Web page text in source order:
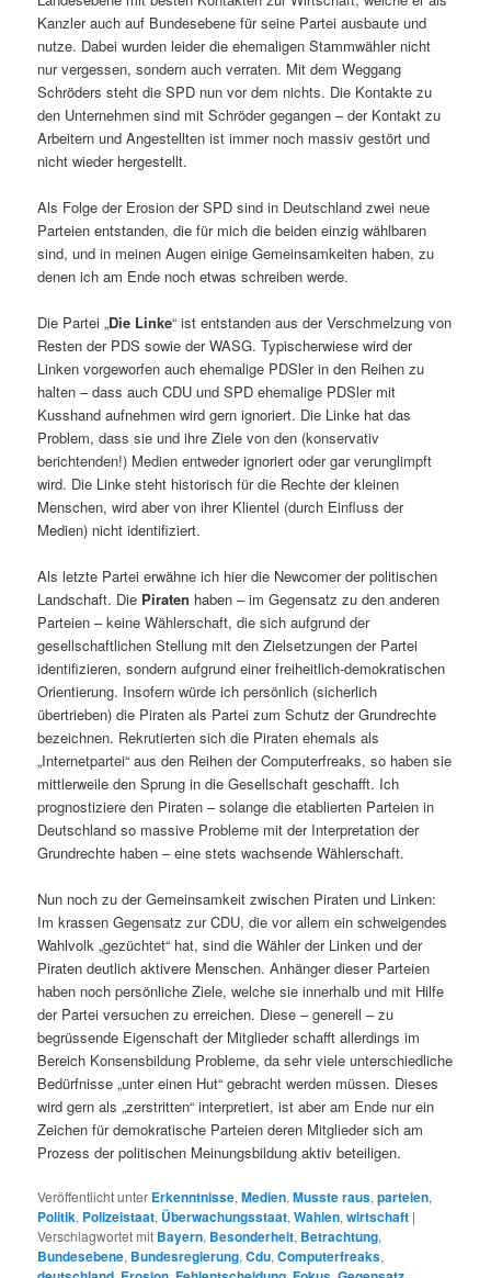
Kanzler auch auf Bundesebene für seine Partei ausbaute und
nutze. Dabei wurden leider die ehemaligen Stammwähler nicht
nur vergessen, sondern auch verraten. Mit dem Weggang
Schröders steht die SPD nun vor dem nichts. Die Kontakte zu
den Unternehmen sind mit Schröder gegangen – der Kontakt zu
Arbeitern und Angestellten ist immer noch massiv gestört und
nicht wieder hergestellt.
Als Folge der Erosion der SPD sind in Deutschland zwei neue
Parteien entstanden, die für mich die beiden einzig wählbaren
sind, und in meinen Augen einige Gemeinsamkeiten haben, zu
denen ich am Ende noch etwas schreiben werde.
Die Partei „Die Linke“ ist entstanden aus der Verschmelzung von
Resten der PDS sowie der WASG. Typischerwiese wird der
Linken vorgeworfen auch ehemalige PDSler in den Reihen zu
halten – dass auch CDU und SPD ehemalige PDSler mit
Kusshand aufnehmen wird gern ignoriert. Die Linke hat das
Problem, dass sie und ihre Ziele von den (konservativ
berichtenden!) Medien entweder ignoriert oder gar verunglimpft
wird. Die Linke steht historisch für die Rechte der kleinen
Menschen, wird aber von ihrer Klientel (durch Einfluss der
Medien) nicht identifiziert.
Als letzte Partei erwähne ich hier die Newcomer der politischen
Landschaft. Die Piraten haben – im Gegensatz zu den anderen
Parteien – keine Wählerschaft, die sich aufgrund der
gesellschaftlichen Stellung mit den Zielsetzungen der Partei
identifizieren, sondern aufgrund einer freiheitlich-demokratischen
Orientierung. Insofern würde ich persönlich (sicherlich
übertrieben) die Piraten als Partei zum Schutz der Grundrechte
bezeichnen. Rekrutierten sich die Piraten ehemals als
„Internetpartei“ aus den Reihen der Computerfreaks, so haben sie
mittlerweile den Sprung in die Gesellschaft geschafft. Ich
prognostiziere den Piraten – solange die etablierten Parteien in
Deutschland so massive Probleme mit der Interpretation der
Grundrechte haben – eine stets wachsende Wählerschaft.
Nun noch zu der Gemeinsamkeit zwischen Piraten und Linken:
Im krassen Gegensatz zur CDU, die vor allem ein schweigendes
Wahlvolk „gezüchtet“ hat, sind die Wähler der Linken und der
Piraten deutlich aktivere Menschen. Anhänger dieser Parteien
haben noch persönliche Ziele, welche sie innerhalb und mit Hilfe
der Partei versuchen zu erreichen. Diese – generell – zu
begrüssende Eigenschaft der Mitglieder schafft allerdings im
Bereich Konsensbildung Probleme, da sehr viele unterschiedliche
Bedürfnisse „unter einen Hut“ gebracht werden müssen. Dieses
wird gern als „zerstritten“ interpretiert, ist aber am Ende nur ein
Zeichen für demokratische Parteien deren Mitglieder sich am
Prozess der politischen Meinungsbildung aktiv beteiligen.
Veröffentlicht unter Erkenntnisse,Medien,Musste raus,parteien,
Politik, Polizeistaat, Überwachungsstaat,Wahlen,wirtschaft |
Verschlagwortet mit Bayern, Besonderheit, Betrachtung,
Bundesebene, Bundesregierung,Cdu,Computerfreaks,